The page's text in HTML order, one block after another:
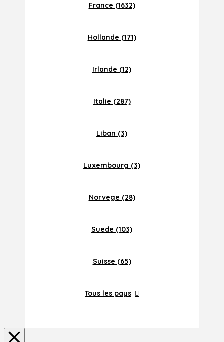
France (1632)
Hollande (171)
Irlande (12)
Italie (287)
Liban (3)
Luxembourg (3)
Norvege (28)
Suede (103)
Suisse (65)
Tous les pays